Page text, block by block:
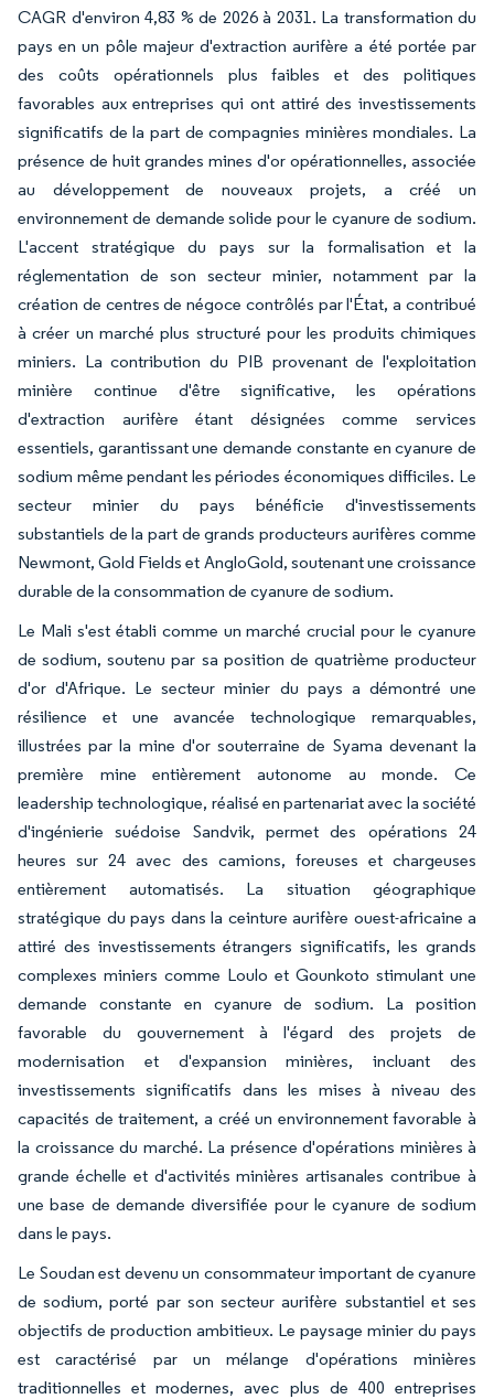
CAGR d'environ 4,83 % de 2026 à 2031. La transformation du
pays en un pôle majeur d'extraction aurifère a été portée par
des coûts opérationnels plus faibles et des politiques
favorables aux entreprises qui ont attiré des investissements
significatifs de la part de compagnies minières mondiales. La
présence de huit grandes mines d'or opérationnelles, associée
au développement de nouveaux projets, a créé un
environnement de demande solide pour le cyanure de sodium.
L'accent stratégique du pays sur la formalisation et la
réglementation de son secteur minier, notamment par la
création de centres de négoce contrôlés par l'État, a contribué
à créer un marché plus structuré pour les produits chimiques
miniers. La contribution du PIB provenant de l'exploitation
minière continue d'être significative, les opérations
d'extraction aurifère étant désignées comme services
essentiels, garantissant une demande constante en cyanure de
sodium même pendant les périodes économiques difficiles. Le
secteur minier du pays bénéficie d'investissements
substantiels de la part de grands producteurs aurifères comme
Newmont, Gold Fields et AngloGold, soutenant une croissance
durable de la consommation de cyanure de sodium.
Le Mali s'est établi comme un marché crucial pour le cyanure
de sodium, soutenu par sa position de quatrième producteur
d'or d'Afrique. Le secteur minier du pays a démontré une
résilience et une avancée technologique remarquables,
illustrées par la mine d'or souterraine de Syama devenant la
première mine entièrement autonome au monde. Ce
leadership technologique, réalisé en partenariat avec la société
d'ingénierie suédoise Sandvik, permet des opérations 24
heures sur 24 avec des camions, foreuses et chargeuses
entièrement automatisés. La situation géographique
stratégique du pays dans la ceinture aurifère ouest-africaine a
attiré des investissements étrangers significatifs, les grands
complexes miniers comme Loulo et Gounkoto stimulant une
demande constante en cyanure de sodium. La position
favorable du gouvernement à l'égard des projets de
modernisation et d'expansion minières, incluant des
investissements significatifs dans les mises à niveau des
capacités de traitement, a créé un environnement favorable à
la croissance du marché. La présence d'opérations minières à
grande échelle et d'activités minières artisanales contribue à
une base de demande diversifiée pour le cyanure de sodium
dans le pays.
Le Soudan est devenu un consommateur important de cyanure
de sodium, porté par son secteur aurifère substantiel et ses
objectifs de production ambitieux. Le paysage minier du pays
est caractérisé par un mélange d'opérations minières
traditionnelles et modernes, avec plus de 400 entreprises